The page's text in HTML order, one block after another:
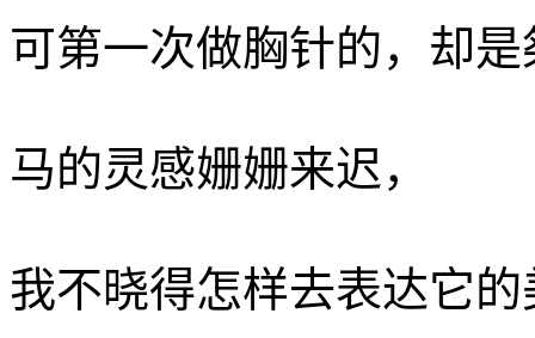
可第一次做胸针的，却
马的灵感姗姗来迟，
我不晓得怎样去表达它的